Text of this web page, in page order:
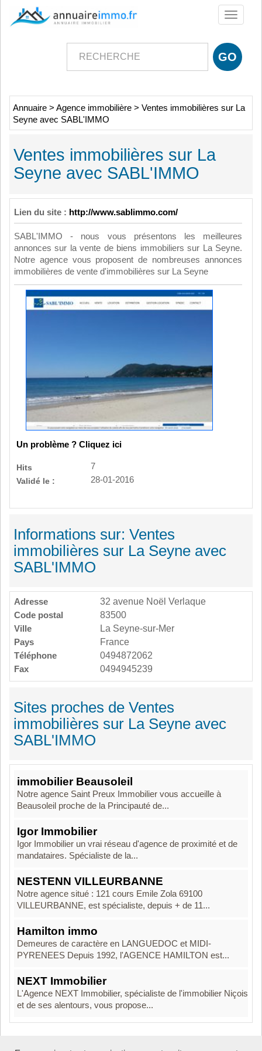
Toggle
Annuaire > Agence immobilière > Ventes immobilières sur La
Seyne avec SABL'IMMO
Ventes immobilières sur La
Seyne avec SABL'IMMO
Lien du site : http://www.sablimmo.com/
SABL'IMMO - nous vous présentons les meilleures
annonces sur la vente de biens immobiliers sur La Seyne.
Notre agence vous proposent de nombreuses annonces
immobilières de vente d'immobilières sur La Seyne
Un problème ? Cliquez ici
Hits
7
Validé le :
28-01-2016
Informations sur: Ventes
immobilières sur La Seyne avec
SABL'IMMO
Adresse
32 avenue Noël Verlaque
Code postal
83500
Ville
La Seyne-sur-Mer
Pays
France
Téléphone
0494872062
Fax
0494945239
Sites proches de Ventes
immobilières sur La Seyne avec
SABL'IMMO
immobilier Beausoleil
Notre agence Saint Preux Immobilier vous accueille à
Beausoleil proche de la Principauté de...
Igor Immobilier
Igor Immobilier un vrai réseau d'agence de proximité et de
mandataires. Spécialiste de la...
NESTENN VILLEURBANNE
Notre agence situé : 121 cours Emile Zola 69100
VILLEURBANNE, est spécialiste, depuis + de 11...
Hamilton immo
Demeures de caractère en LANGUEDOC et MIDI-
PYRENEES Depuis 1992, l'AGENCE HAMILTON est...
NEXT Immobilier
L'Agence NEXT Immobilier, spécialiste de l'immobilier Niçois
et de ses alentours, vous propose...